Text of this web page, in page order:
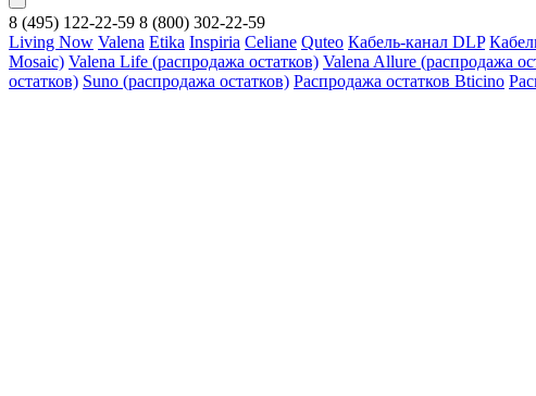
8 (495) 122-22-59 8 (800) 302-22-59
Living Now Valena Etika Inspiria Celiane Quteo Кабель-канал DLP
Mosaic) Valena Life (распродажа остатков) Valena Allure (распродажа
остатков) Suno (распродажа остатков) Распродажа остатков Bticino